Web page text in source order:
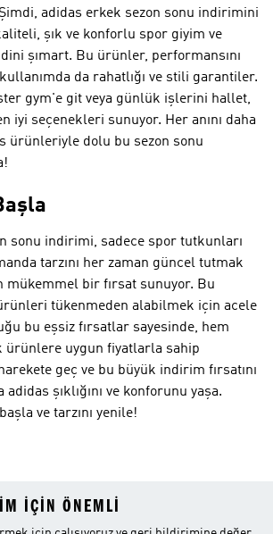
adidas erkek sezon sonu indirimini
şık ve konforlu spor giyim ve
şımart. Bu ürünler, performansını
da rahatlığı ve stili garantiler.
gym'e git veya günlük işlerini hallet,
iyi seçenekleri sunuyor. Her anını daha
ürünleriyle dolu bu sezon sonu
sonu indirimi, sadece spor tutkunları
tarzını her zaman güncel tutmak
mükemmel bir fırsat sunuyor. Bu
tükenmeden alabilmek için acele
bu eşsiz fırsatlar sayesinde, hem
ürünlere uygun fiyatlarla sahip
geç ve bu büyük indirim fırsatını
şıklığını ve konforunu yaşa.
ve tarzını yenile!
IÇIN ÖNEMLI